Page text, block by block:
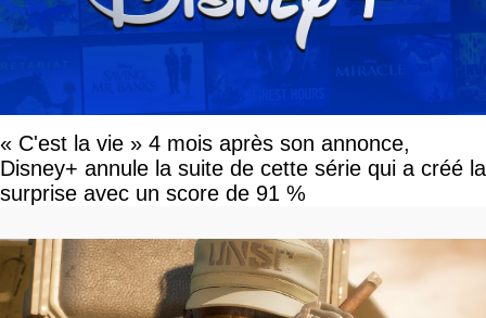
« C'est la vie » 4 mois après son annonce,
Disney+ annule la suite de cette série qui a créé la
surprise avec un score de 91 %